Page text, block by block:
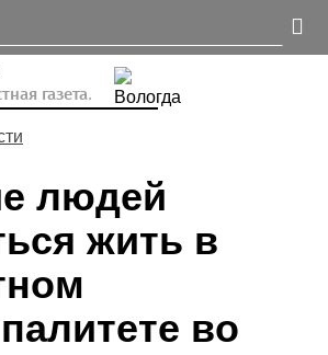
газета.
людей
жить в
во